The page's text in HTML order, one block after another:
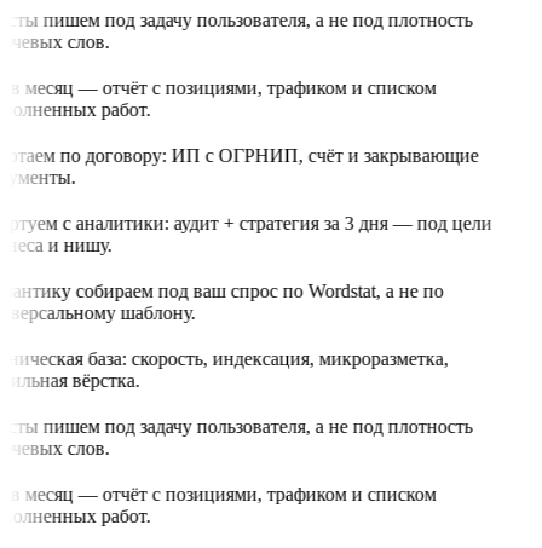
пишем под задачу пользователя, а не под плотность
слов.
в месяц — отчёт с позициями, трафиком и списком
работ.
по договору: ИП с ОГРНИП, счёт и закрывающие
с аналитики: аудит + стратегия за 3 дня — под цели
и нишу.
собираем под ваш спрос по Wordstat, а не по
шаблону.
база: скорость, индексация, микроразметка,
вёрстка.
пишем под задачу пользователя, а не под плотность
слов.
в месяц — отчёт с позициями, трафиком и списком
работ.